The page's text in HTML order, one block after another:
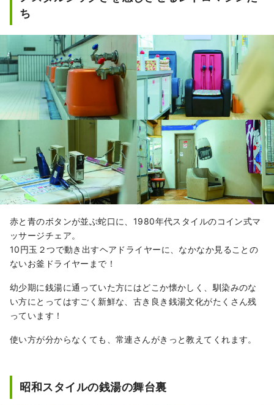
ち
赤と青のボタンが並ぶ蛇口に、1980年代スタイルのコイン式マ
ッサージチェア。
10円玉２つで動き出すヘアドライヤーに、なかなか見ることの
ないお釜ドライヤーまで！
幼少期に銭湯に通っていた方にはどこか懐かしく、馴染みのな
い方にとってはすごく新鮮な、古き良き銭湯文化がたくさん残
っています！
使い方が分からなくても、常連さんがきっと教えてくれます。
昭和スタイルの銭湯の舞台裏